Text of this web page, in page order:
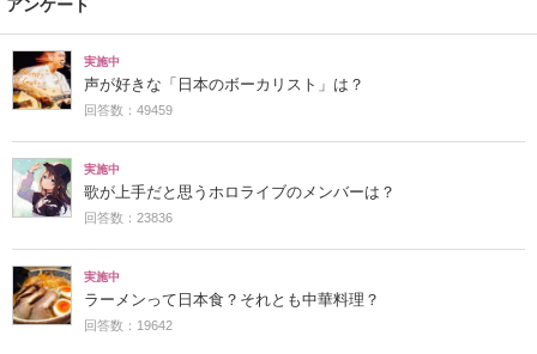
アンケート
実施中
声が好きな「日本のボーカリスト」は？
回答数：49459
実施中
歌が上手だと思うホロライブのメンバーは？
回答数：23836
実施中
ラーメンって日本食？それとも中華料理？
回答数：19642